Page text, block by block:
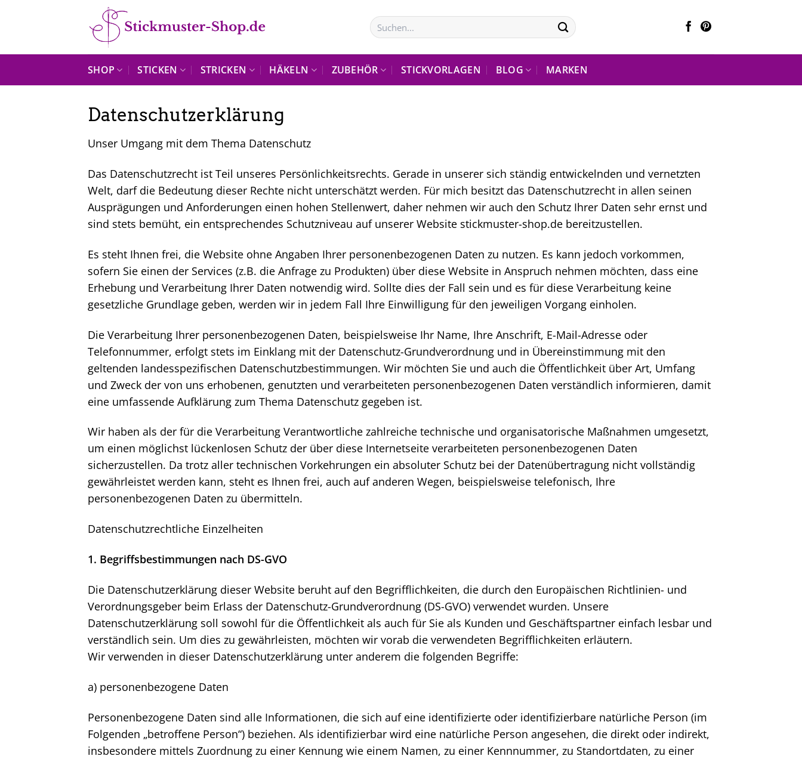
Suchen
nach:
SHOP STICKEN STRICKEN HÄKELN ZUBEHÖR STICKVORLAGEN BLOG MARKEN
Datenschutzerklärung
Unser Umgang mit dem Thema Datenschutz
Das Datenschutzrecht ist Teil unseres Persönlichkeitsrechts. Gerade in unserer sich ständig entwickelnden und vernetzten
Welt, darf die Bedeutung dieser Rechte nicht unterschätzt werden. Für mich besitzt das Datenschutzrecht in allen seinen
Ausprägungen und Anforderungen einen hohen Stellenwert, daher nehmen wir auch den Schutz Ihrer Daten sehr ernst und
sind stets bemüht, ein entsprechendes Schutzniveau auf unserer Website stickmuster-shop.de bereitzustellen.
Es steht Ihnen frei, die Website ohne Angaben Ihrer personenbezogenen Daten zu nutzen. Es kann jedoch vorkommen,
sofern Sie einen der Services (z.B. die Anfrage zu Produkten) über diese Website in Anspruch nehmen möchten, dass eine
Erhebung und Verarbeitung Ihrer Daten notwendig wird. Sollte dies der Fall sein und es für diese Verarbeitung keine
gesetzliche Grundlage geben, werden wir in jedem Fall Ihre Einwilligung für den jeweiligen Vorgang einholen.
Die Verarbeitung Ihrer personenbezogenen Daten, beispielsweise Ihr Name, Ihre Anschrift, E-Mail-Adresse oder
Telefonnummer, erfolgt stets im Einklang mit der Datenschutz-Grundverordnung und in Übereinstimmung mit den
geltenden landesspezifischen Datenschutzbestimmungen. Wir möchten Sie und auch die Öffentlichkeit über Art, Umfang
und Zweck der von uns erhobenen, genutzten und verarbeiteten personenbezogenen Daten verständlich informieren, damit
eine umfassende Aufklärung zum Thema Datenschutz gegeben ist.
Wir haben als der für die Verarbeitung Verantwortliche zahlreiche technische und organisatorische Maßnahmen umgesetzt,
um einen möglichst lückenlosen Schutz der über diese Internetseite verarbeiteten personenbezogenen Daten
sicherzustellen. Da trotz aller technischen Vorkehrungen ein absoluter Schutz bei der Datenübertragung nicht vollständig
gewährleistet werden kann, steht es Ihnen frei, auch auf anderen Wegen, beispielsweise telefonisch, Ihre
personenbezogenen Daten zu übermitteln.
Datenschutzrechtliche Einzelheiten
1. Begriffsbestimmungen nach DS-GVO
Die Datenschutzerklärung dieser Website beruht auf den Begrifflichkeiten, die durch den Europäischen Richtlinien- und
Verordnungsgeber beim Erlass der Datenschutz-Grundverordnung (DS-GVO) verwendet wurden. Unsere
Datenschutzerklärung soll sowohl für die Öffentlichkeit als auch für Sie als Kunden und Geschäftspartner einfach lesbar und
verständlich sein. Um dies zu gewährleisten, möchten wir vorab die verwendeten Begrifflichkeiten erläutern.
Wir verwenden in dieser Datenschutzerklärung unter anderem die folgenden Begriffe:
a) personenbezogene Daten
Personenbezogene Daten sind alle Informationen, die sich auf eine identifizierte oder identifizierbare natürliche Person (im
Folgenden „betroffene Person“) beziehen. Als identifizierbar wird eine natürliche Person angesehen, die direkt oder indirekt,
insbesondere mittels Zuordnung zu einer Kennung wie einem Namen, zu einer Kennnummer, zu Standortdaten, zu einer